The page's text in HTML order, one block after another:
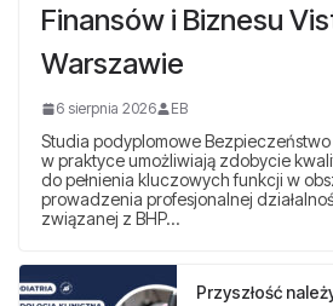
Finansów i Biznesu
Warszawie
6 sierpnia 2026 EB
Studia podyplomowe Bezpieczeństwo
w praktyce umożliwiają zdobycie
do pełnienia kluczowych funkcji w
prowadzenia profesjonalnej
związanej z BHP…
Przyszłość